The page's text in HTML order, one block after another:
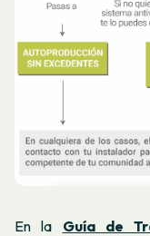
En la Guía de